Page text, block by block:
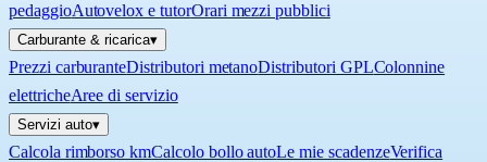
pedaggioAutovelox e tutorOrari mezzi pubblici
Carburante & ricarica▾
Prezzi carburanteDistributori metanoDistributori GPLColonnine
elettricheAree di servizio
Servizi auto▾
Calcola rimborso kmCalcolo bollo autoLe mie scadenzeVerifica